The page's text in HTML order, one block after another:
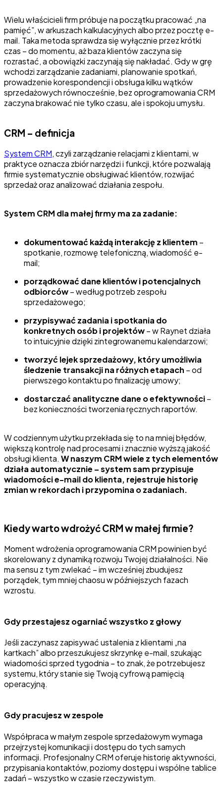
Wielu właścicieli firm próbuje na początku pracować „na
pamięć”, w arkuszach kalkulacyjnych albo przez pocztę e-
mail. Taka metoda sprawdza się wyłącznie przez krótki
czas – do momentu, aż baza klientów zaczyna się
rozrastać, a obowiązki zaczynają się nakładać. Gdy w grę
wchodzi zarządzanie zadaniami, planowanie spotkań,
prowadzenie korespondencji i obsługa kilku wątków
sprzedażowych równocześnie, bez oprogramowania CRM
zaczyna brakować nie tylko czasu, ale i spokoju umysłu.
CRM – definicja
System CRM, czyli zarządzanie relacjami z klientami, w
praktyce oznacza zbiór narzędzi i funkcji, które pozwalają
firmie systematycznie obsługiwać klientów, rozwijać
sprzedaż oraz analizować działania zespołu.
System CRM dla małej firmy ma za zadanie:
dokumentować każdą interakcję z klientem –
spotkanie, rozmowę telefoniczną, wiadomość e-
mail;
porządkować dane klientów i potencjalnych
odbiorców– według potrzeb zespołu
sprzedażowego;
przypisywać zadania i spotkania do
konkretnych osób i projektów– w Raynet działa
to intuicyjnie dzięki zintegrowanemu kalendarzowi;
tworzyć lejek sprzedażowy, który umożliwia
śledzenie transakcji na różnych etapach – od
pierwszego kontaktu po finalizację umowy;
dostarczać analityczne dane o efektywności–
bez konieczności tworzenia ręcznych raportów.
W codziennym użytku przekłada się to na mniej błędów,
większą kontrolę nad procesami i znacznie wyższą jakość
obsługi klienta. W naszym CRM wiele z tych elementów
działa automatycznie – system sam przypisuje
wiadomości e-mail do klienta, rejestruje historię
zmian w rekordach i przypomina o zadaniach.
Kiedy warto wdrożyć CRM w małej firmie?
Moment wdrożenia oprogramowania CRM powinien być
skorelowany z dynamiką rozwoju Twojej działalności. Nie
ma sensu z tym zwlekać – im wcześniej zbudujesz
porządek, tym mniej chaosu w późniejszych fazach
wzrostu.
Gdy przestajesz ogarniać wszystko z głowy
Jeśli zaczynasz zapisywać ustalenia z klientami „na
kartkach” albo przeszukujesz skrzynkę e-mail, szukając
wiadomości sprzed tygodnia – to znak, że potrzebujesz
systemu, który stanie się Twoją cyfrową pamięcią
operacyjną.
Gdy pracujesz w zespole
Współpraca w małym zespole sprzedażowym wymaga
przejrzystej komunikacji i dostępu do tych samych
informacji. Profesjonalny CRM oferuje historię aktywności,
przypisania kontaktów, poziomy dostępu i wspólne tablice
zadań – wszystko w czasie rzeczywistym.